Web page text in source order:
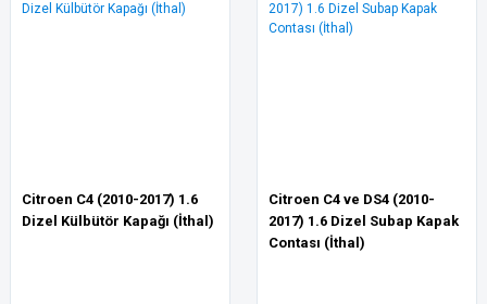
Citroen C4 (2010-2017) 1.6
Dizel Külbütör Kapağı (İthal)
Citroen C4 ve DS4 (2010-
2017) 1.6 Dizel Subap Kapak
Contası (İthal)